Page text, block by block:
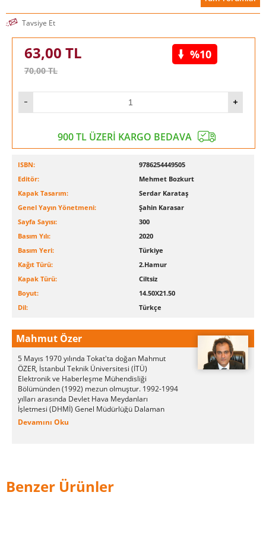
Tavsiye Et
63,00 TL
70,00TL
%10
900 TL ÜZERİ KARGO BEDAVA
ISBN:
9786254449505
Editör:
Mehmet Bozkurt
Kapak Tasarım:
Serdar Karataş
Genel Yayın Yönetmeni:
Şahin Karasar
Sayfa Sayısı:
300
Basım Yılı:
2020
Basım Yeri:
Türkiye
Kağıt Türü:
2.Hamur
Kapak Türü:
Ciltsiz
Boyut:
14.50X21.50
Dil:
Türkçe
Mahmut Özer
5 Mayıs 1970 yılında Tokat'ta doğan Mahmut
ÖZER, İstanbul Teknik Üniversitesi (İTÜ)
Elektronik ve Haberleşme Mühendisliği
Bölümünden (1992) mezun olmuştur. 1992-1994
yılları arasında Devlet Hava Meydanları
İşletmesi (DHMİ) Genel Müdürlüğü Dalaman
Havalimanında Elektronik Mühendisi olarak
arasında Gazi Osmanpaşa Üniversitesinde
Öğretim Görevlisi, 2002-2010 yılları arasında
Devamını Oku
Benzer Ürünler